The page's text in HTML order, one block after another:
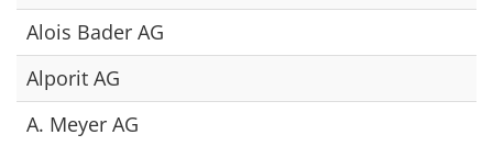
Alois Bader AG
Alporit AG
A. Meyer AG